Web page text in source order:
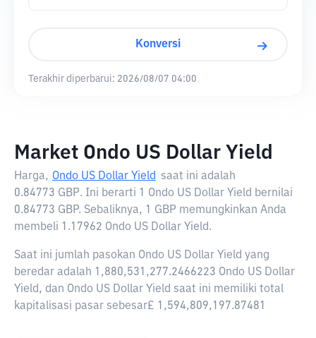
Konversi
Terakhir diperbarui: 2026/08/07 04:00
Market Ondo US Dollar Yield
Harga, Ondo US Dollar Yield
saat ini adalah
0.84773 GBP. Ini berarti 1 Ondo US Dollar Yield bernilai
0.84773 GBP. Sebaliknya, 1 GBP memungkinkan Anda
membeli 1.17962 Ondo US Dollar Yield.
Saat ini jumlah pasokan Ondo US Dollar Yield yang
beredar adalah 1,880,531,277.2466223 Ondo US Dollar
Yield, dan Ondo US Dollar Yield saat ini memiliki total
kapitalisasi pasar sebesar£ 1,594,809,197.87481